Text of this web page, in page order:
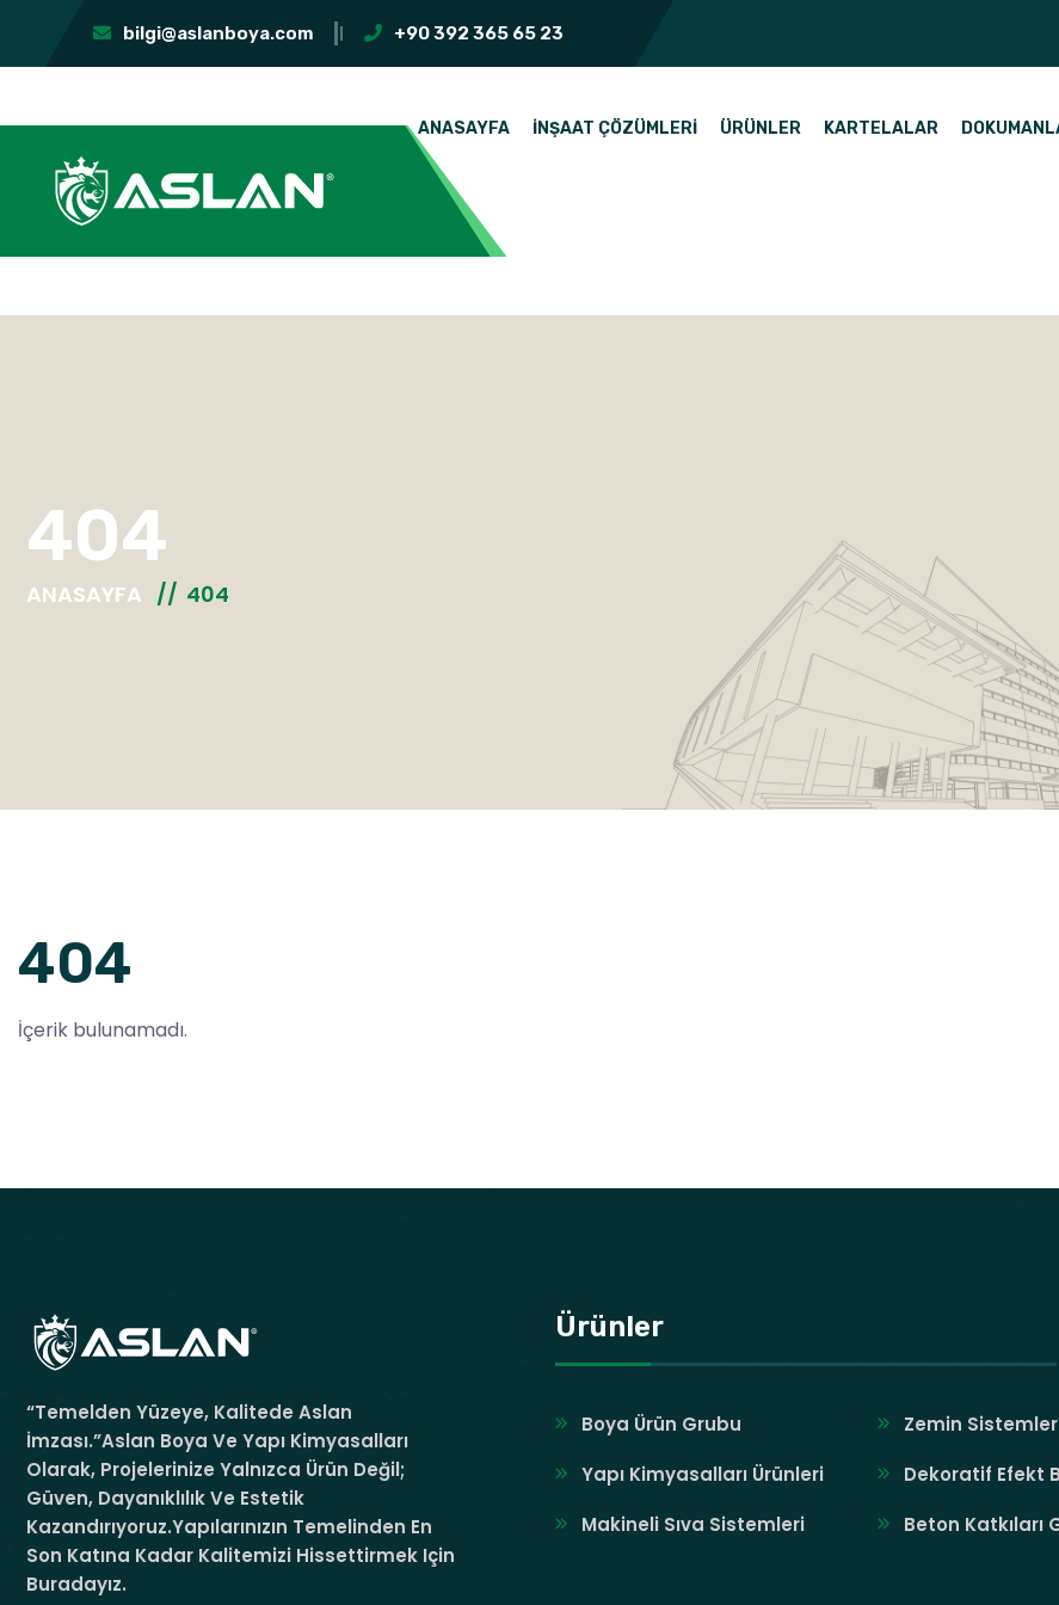
bilgi@aslanboya.com +90 392 365 65 23
ANASAYFA İNŞAAT ÇÖZÜMLERI ÜRÜNLER KARTELALAR
404
ANASAYFA 404
404
İçerik bulunamadı.
“Temelden Yüzeye, Kalitede Aslan
İmzası.”Aslan Boya Ve Yapı Kimyasalları
Olarak, Projelerinize Yalnızca Ürün Değil;
Güven, Dayanıklılık Ve Estetik
Kazandırıyoruz.Yapılarınızın Temelinden En
Son Katına Kadar Kalitemizi Hissettirmek Için
Buradayız.
Ürünler
Boya Ürün Grubu
Yapı Kimyasalları Ürünleri
Makineli Sıva Sistemleri
Zemin
Dekoratif Efekt
Beton Katkıları